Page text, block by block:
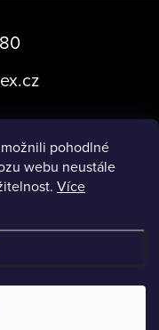
pohodlné
webu neustále
Více